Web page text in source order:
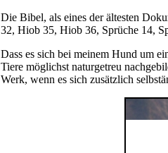
Die Bibel, als eines der ältesten
32, Hiob 35, Hiob 36, Sprüche 14,
Dass es sich bei meinem Hund um
Tiere möglichst naturgetreu
Werk, wenn es sich zusätzlich